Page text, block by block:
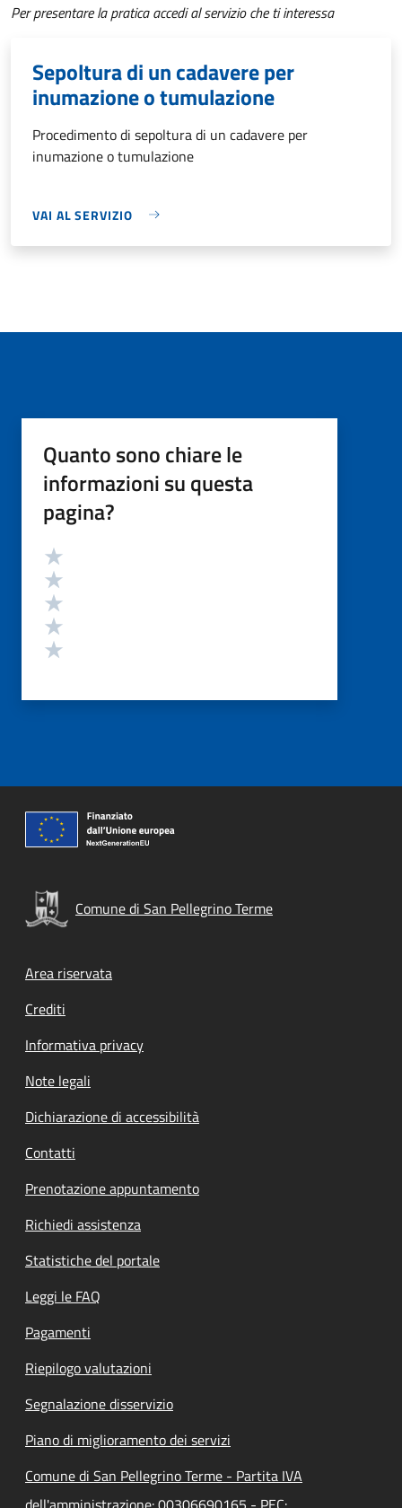
Per presentare la pratica accedi al servizio che ti interessa
Sepoltura di un cadavere per
inumazione o tumulazione
Procedimento di sepoltura di un cadavere per
inumazione o tumulazione
VAI AL SERVIZIO
Quanto sono chiare le
informazioni su questa
pagina?
Valutazione
Comune di San Pellegrino Terme
Footer menu
Area riservata
Crediti
Informativa privacy
Note legali
Dichiarazione di accessibilità
Contatti
Prenotazione appuntamento
Richiedi assistenza
Statistiche del portale
Leggi le FAQ
Pagamenti
Riepilogo valutazioni
Segnalazione disservizio
Piano di miglioramento dei servizi
Comune di San Pellegrino Terme - Partita IVA